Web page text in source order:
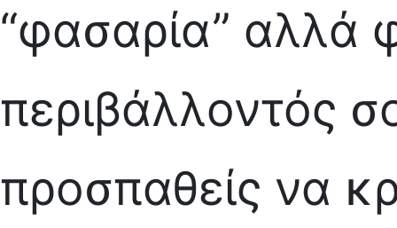
“φασαρία” αλλά
περιβάλλοντός
προσπαθείς να